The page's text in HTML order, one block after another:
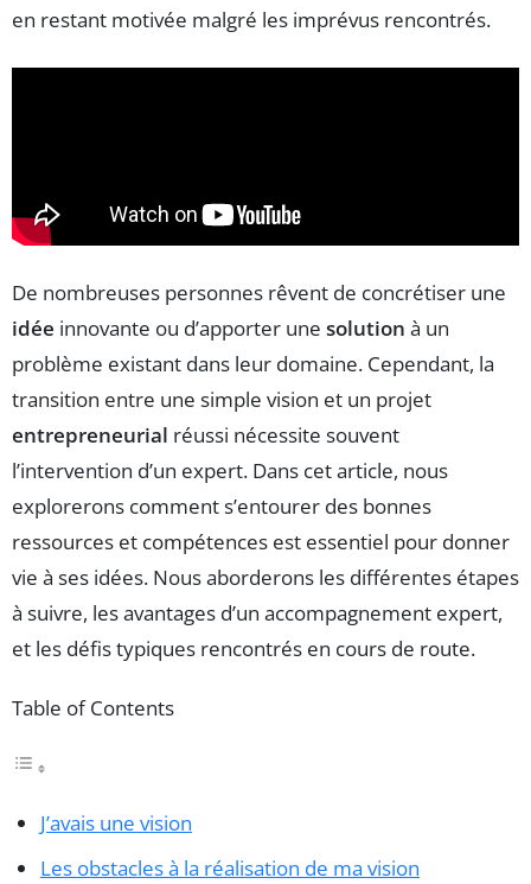
en restant motivée malgré les imprévus rencontrés.
De nombreuses personnes rêvent de concrétiser une
idée innovante ou d’apporter une solution à un
problème existant dans leur domaine. Cependant, la
transition entre une simple vision et un projet
entrepreneurial réussi nécessite souvent
l’intervention d’un expert. Dans cet article, nous
explorerons comment s’entourer des bonnes
ressources et compétences est essentiel pour donner
vie à ses idées. Nous aborderons les différentes étapes
à suivre, les avantages d’un accompagnement expert,
et les défis typiques rencontrés en cours de route.
Table of Contents
J’avais une vision
Les obstacles à la réalisation de ma vision